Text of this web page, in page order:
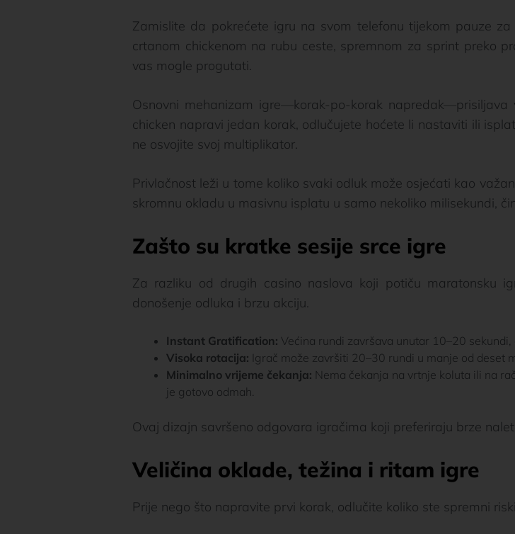
Zamislite da pokrećete igru na svom telefonu tijekom pauze
crtanom chickenom na rubu ceste, spremnom za sprint preko
vas mogle progutati.
Osnovni mehanizam igre—korak-po-korak
chicken napravi jedan korak, odlučujete hoćete li nastaviti ili
ne osvojite svoj multiplikator.
Privlačnost leži u tome koliko svaki odluk može osjećati kao
skromnu okladu u masivnu isplatu u samo nekoliko milisekundi,
Zašto su kratke sesije srce igre
Za razliku od drugih casino naslova koji potiču maratonsku
donošenje odluka i brzu akciju.
Instant Gratification: Većina rundi završava unutar 10–20 sekundi,
Visoka rotacija: Igrač može završiti 20–30 rundi u manje od deset
Minimalno vrijeme čekanja: Nema čekanja na vrtnje koluta ili na
je gotovo odmah.
Ovaj dizajn savršeno odgovara igračima koji preferiraju brze
Veličina oklade, težina i ritam igre
Prije nego što napravite prvi korak, odlučite koliko ste spremni